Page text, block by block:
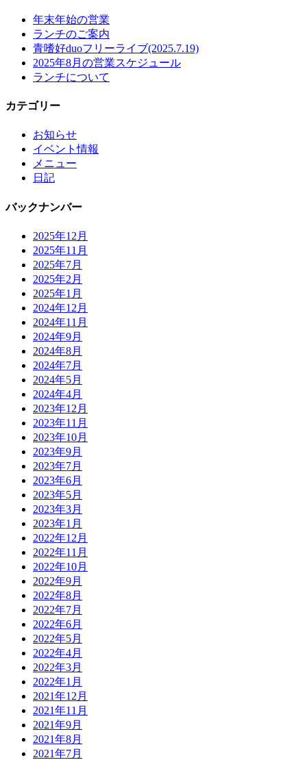
年末年始の営業
ランチのご案内
青嗜好duoフリーライブ(2025.7.19)
2025年8月の営業スケジュール
ランチについて
カテゴリー
お知らせ
イベント情報
メニュー
日記
バックナンバー
2025年12月
2025年11月
2025年7月
2025年2月
2025年1月
2024年12月
2024年11月
2024年9月
2024年8月
2024年7月
2024年5月
2024年4月
2023年12月
2023年11月
2023年10月
2023年9月
2023年7月
2023年6月
2023年5月
2023年3月
2023年1月
2022年12月
2022年11月
2022年10月
2022年9月
2022年8月
2022年7月
2022年6月
2022年5月
2022年4月
2022年3月
2022年1月
2021年12月
2021年11月
2021年9月
2021年8月
2021年7月